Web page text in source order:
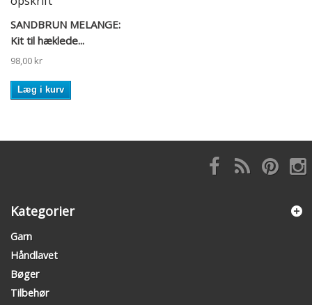
SANDBRUN MELANGE:
Kit til hæklede...
98,00 kr
Læg i kurv
Kategorier
Garn
Håndlavet
Bøger
Tilbehør